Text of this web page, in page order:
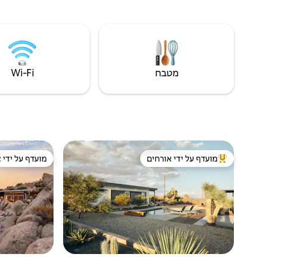
שף, מטען לרכב חשמלי, מדורה ללא עשן ומגרש
דיסק גולף פרטי.
להביט
מטבח Wi‑Fi
מוביל בקרב נכסים מועדפים על ידי אורחים
מועדף על ידי אורחים מועדף על ידי
מועדף על ידי